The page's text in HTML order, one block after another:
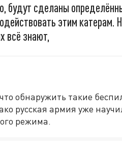
будут сделаны
этим катерам.
всё знают,
обнаружить такие
русская армия уже
режима.